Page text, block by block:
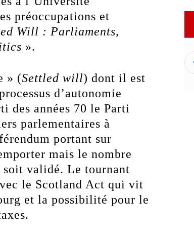
préoccupations et
Will : Parliaments,
».
» (Settled will) dont il est
d’autonomie
des années 70 le Parti
parlementaires à
portant sur
mais le nombre
soit validé. Le tournant
le Scotland Act qui vit
et la possibilité pour le